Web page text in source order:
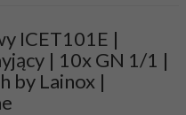
ICET101E |
| 10x GN 1/1 |
by Lainox |